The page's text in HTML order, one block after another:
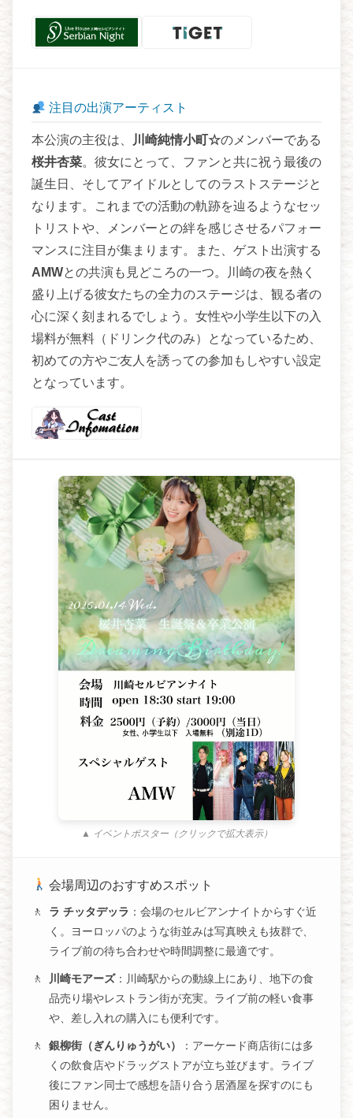
注目の出演アーティスト
本公演の主役は、 川崎純情小町☆のメンバーである
桜井杏菜。彼女にとって、ファンと共に祝う最後の
誕生日、そしてアイドルとしてのラストステージと
なります。これまでの活動の軌跡を辿るようなセッ
トリストや、メンバーとの絆を感じさせるパフォー
マンスに注目が集まります。また、ゲスト出演する
AMWとの共演も見どころの一つ。川崎の夜を熱く
盛り上げる彼女たちの全力のステージは、観る者の
心に深く刻まれるでしょう。女性や小学生以下の入
場料が無料（ドリンク代のみ）となっているため、
初めての方やご友人を誘っての参加もしやすい設定
となっています。
▲ イベントポスター（クリックで拡大表示）
会場周辺のおすすめスポット
ラ チッタデッラ ：会場のセルビアンナイトからすぐ近
く。ヨーロッパのような街並みは写真映えも抜群で、
ライブ前の待ち合わせや時間調整に最適です。
川崎モアーズ：川崎駅からの動線上にあり、地下の食
品売り場やレストラン街が充実。ライブ前の軽い食事
や、差し入れの購入にも便利です。
銀柳街（ぎんりゅうがい）
：アーケード商店街には多
くの飲食店やドラッグストアが立ち並びます。ライブ
後にファン同士で感想を語り合う居酒屋を探すのにも
困りません。